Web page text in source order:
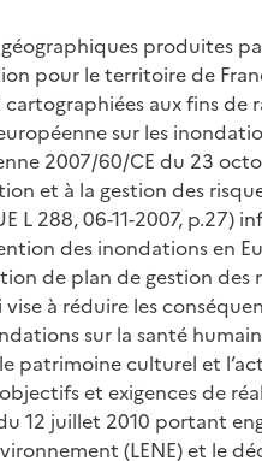
produites
pour le territoire de
aux fins de
sur les
2007/60/CE du 23
et à la gestion des
L 288, 06-11-2007, p.27)
des inondations en
de plan de gestion des
à réduire les
sur la santé
patrimoine culturel et
et exigences de
12 juillet 2010 portant
(LENE) et le